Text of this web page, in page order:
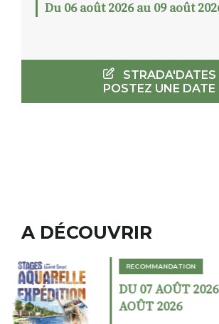
Du 06 août 2026 au 09 août
STRADA'DATES
POSTEZ UNE DATE
A DÉCOUVRIR
RECOMMANDATION
DU 02 AOÛT
AOÛT 2026